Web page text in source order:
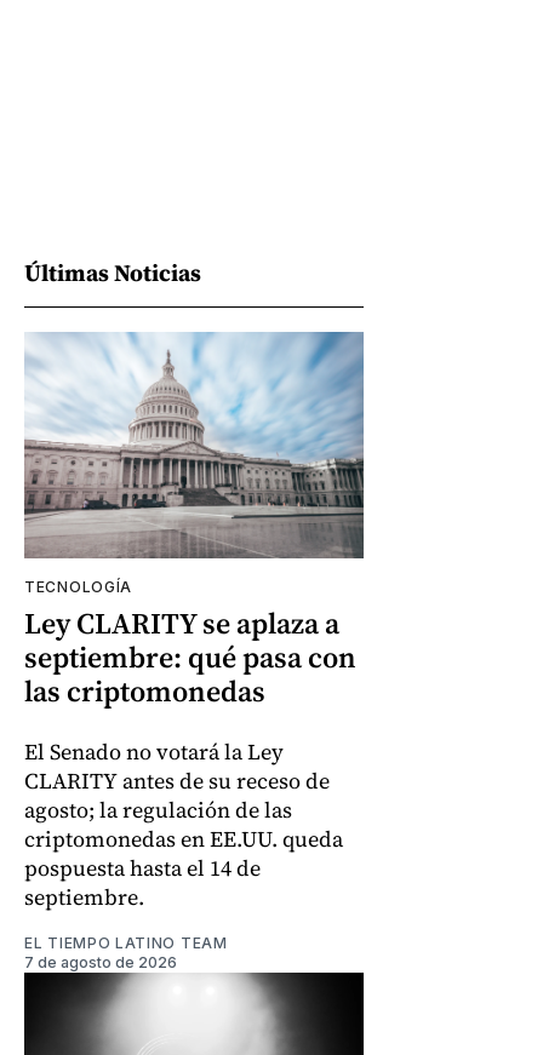
Últimas Noticias
TECNOLOGÍA
Ley CLARITY se aplaza a
septiembre: qué pasa con
las criptomonedas
El Senado no votará la Ley
CLARITY antes de su receso de
agosto; la regulación de las
criptomonedas en EE.UU. queda
pospuesta hasta el 14 de
septiembre.
EL TIEMPO LATINO TEAM
7 de agosto de 2026